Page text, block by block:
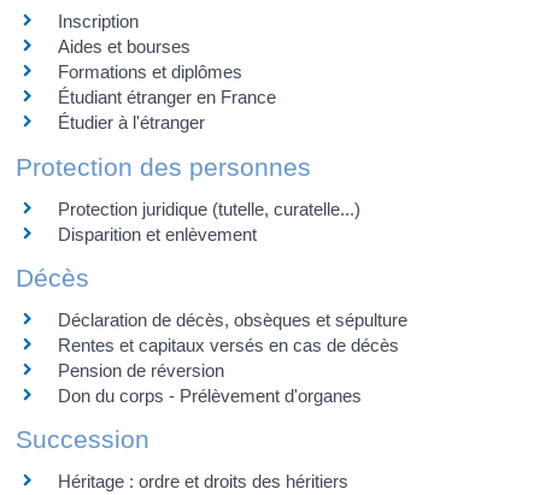
Inscription
Aides et bourses
Formations et diplômes
Étudiant étranger en France
Étudier à l'étranger
Protection des personnes
Protection juridique (tutelle, curatelle...)
Disparition et enlèvement
Décès
Déclaration de décès, obsèques et sépulture
Rentes et capitaux versés en cas de décès
Pension de réversion
Don du corps - Prélèvement d'organes
Succession
Héritage : ordre et droits des héritiers